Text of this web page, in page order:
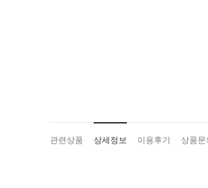
관련상품 상세정보 이용후기 상품문